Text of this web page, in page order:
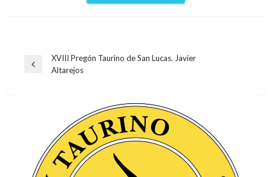
Navegación
Entrada
XVIII Pregón Taurino de San Lucas. Javier
Altarejos